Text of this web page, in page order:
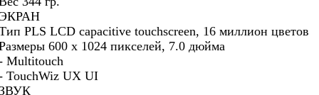
PLS LCD capacitive touchscreen, 16 миллион цветов
600 x 1024 пикселей, 7.0 дюйма
Multitouch
TouchWiz UX UI